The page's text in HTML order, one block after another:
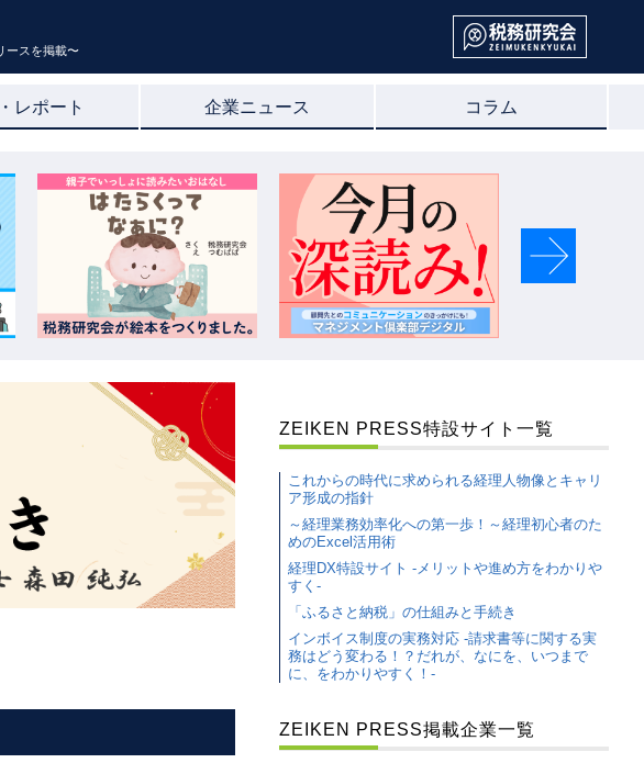
ースを掲載〜
レポート 企業ニュース コラム
Next
ZEIKEN PRESS特設サイト一覧
これからの時代に求められる経理人物像とキャリ
ア形成の指針
～経理業務効率化への第一歩！～経理初心者のた
めのExcel活用術
経理DX特設サイト -メリットや進め方をわかりや
すく-
「ふるさと納税」の仕組みと手続き
インボイス制度の実務対応 -請求書等に関する実
務はどう変わる！？だれが、なにを、いつまで
に、をわかりやすく！-
ZEIKEN PRESS掲載企業一覧